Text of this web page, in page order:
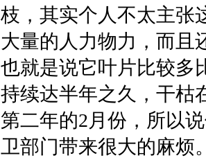
枝，其实个人不太主张
大量的人力物力，而且
也就是说它叶片比较多
持续达半年之久，干枯
第二年的2月份，所以
卫部门带来很大的麻烦